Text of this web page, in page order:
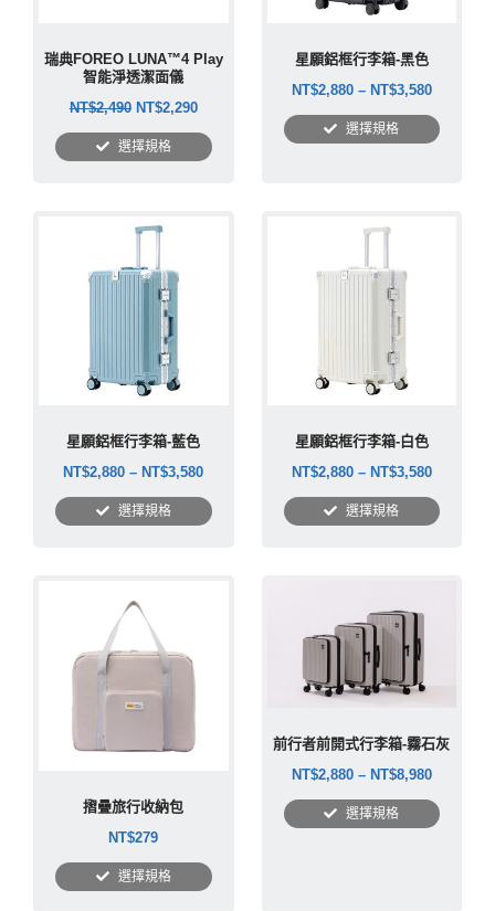
瑞典FOREO LUNA™4 Play
智能淨透潔面儀
NT$2,490 NT$2,290
選擇規格
星願鋁框行李箱-黑色
NT$2,880– NT$3,580
選擇規格
星願鋁框行李箱-藍色
NT$2,880 – NT$3,580
選擇規格
星願鋁框行李箱-白色
NT$2,880– NT$3,580
選擇規格
摺疊旅行收納包
NT$279
選擇規格
前行者前開式行李箱-霧石灰
NT$2,880– NT$8,980
選擇規格